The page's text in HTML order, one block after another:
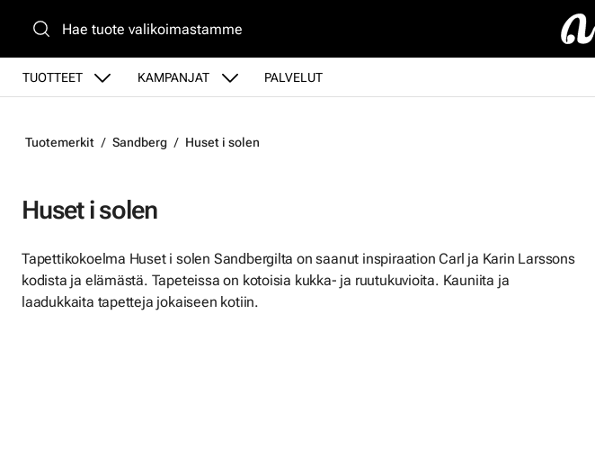
TUOTTEET KAMPANJAT PALVELUT
Tuotemerkit Sandberg Huset i solen
Huset i solen
Tapettikokoelma Huset i solen Sandbergilta on saanut inspiraation Carl ja Karin Larssons
kodista ja elämästä. Tapeteissa on kotoisia kukka- ja ruutukuvioita. Kauniita ja
laadukkaita tapetteja jokaiseen kotiin.